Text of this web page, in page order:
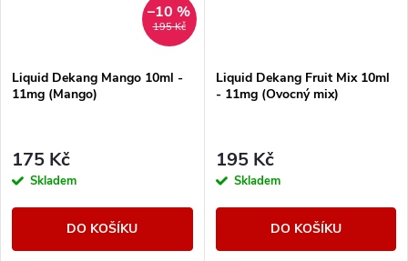
195 Kč
–10 %
Liquid Dekang Mango 10ml -
11mg (Mango)
175 Kč
Skladem
DO KOŠÍKU
Liquid Dekang Fruit Mix 10ml
- 11mg (Ovocný mix)
195 Kč
Skladem
DO KOŠÍKU